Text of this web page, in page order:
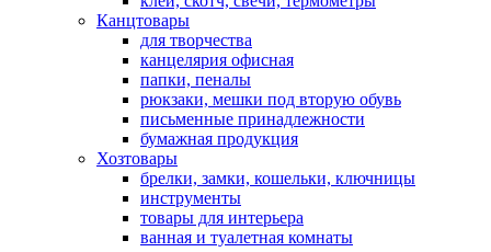
Канцтовары
для творчества
канцелярия офисная
папки, пеналы
рюкзаки, мешки под вторую обувь
письменные принадлежности
бумажная продукция
Хозтовары
брелки, замки, кошельки, ключницы
инструменты
товары для интерьера
ванная и туалетная комнаты